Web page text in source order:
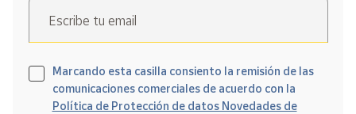
Escribe tu email
Marcando esta casilla consiento la remisión de las
comunicaciones comerciales de acuerdo con la
Política de Protección de datos Novedades de